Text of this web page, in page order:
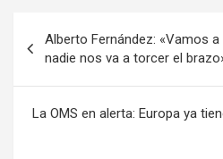
k
p
de
entradas
Alberto Fernández: «Vamos
nadie nos va a torcer el
La OMS en alerta: Europa ya